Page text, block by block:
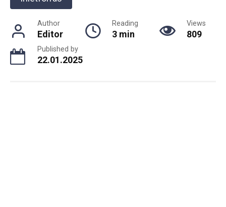
Author
Editor
Reading
3 min
Views
809
Published by
22.01.2025